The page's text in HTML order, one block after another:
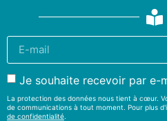
Je souhaite recevoir par e-
La protection des données nous tient à cœur.
de communications à tout moment. Pour plus
de confidentialité.